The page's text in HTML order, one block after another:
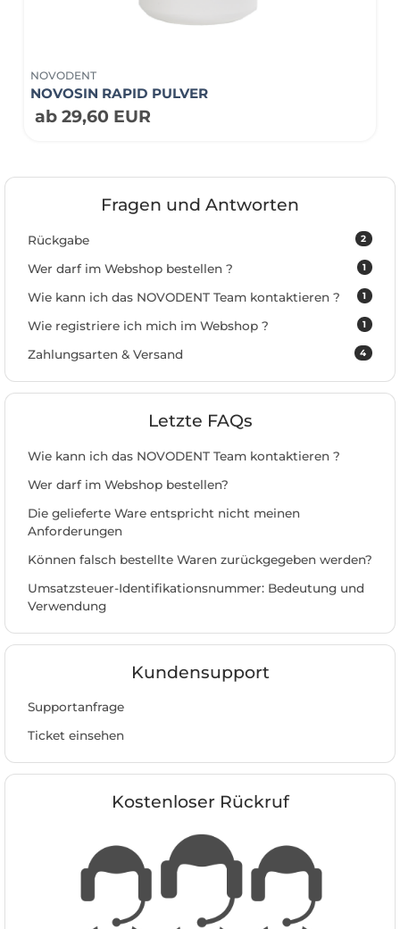
NOVODENT
NOVOSIN RAPID PULVER
ab 29,60 EUR
Fragen und Antworten
2
Rückgabe
1
Wer darf im Webshop bestellen ?
1
Wie kann ich das NOVODENT Team kontaktieren ?
1
Wie registriere ich mich im Webshop ?
4
Zahlungsarten & Versand
Letzte FAQs
Wie kann ich das NOVODENT Team kontaktieren ?
Wer darf im Webshop bestellen?
Die gelieferte Ware entspricht nicht meinen
Anforderungen
Können falsch bestellte Waren zurückgegeben werden?
Umsatzsteuer-Identifikationsnummer: Bedeutung und
Verwendung
Kundensupport
Supportanfrage
Ticket einsehen
Kostenloser Rückruf